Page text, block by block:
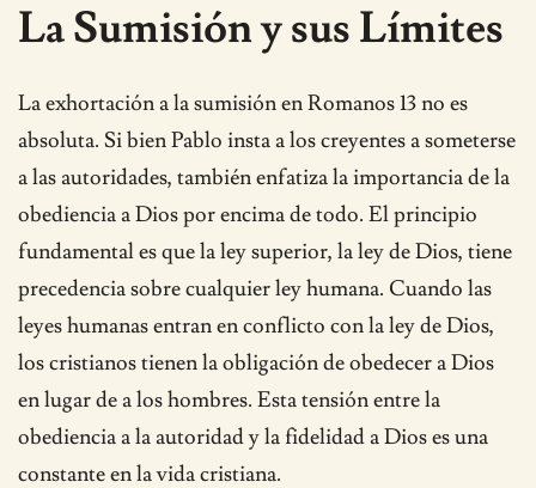
La Sumisión y sus Límites
La exhortación a la sumisión en Romanos 13 no es
absoluta. Si bien Pablo insta a los creyentes a someterse
a las autoridades, también enfatiza la importancia de la
obediencia a Dios por encima de todo. El principio
fundamental es que la ley superior, la ley de Dios, tiene
precedencia sobre cualquier ley humana. Cuando las
leyes humanas entran en conflicto con la ley de Dios,
los cristianos tienen la obligación de obedecer a Dios
en lugar de a los hombres. Esta tensión entre la
obediencia a la autoridad y la fidelidad a Dios es una
constante en la vida cristiana.